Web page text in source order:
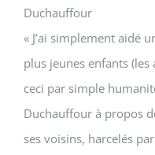
Duchauffour
« J’ai simplement aidé
plus jeunes enfants (les
ceci par simple
Duchauffour à propos
ses voisins, harcelés